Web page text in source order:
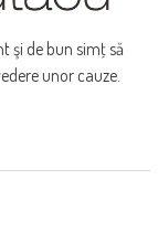
şi de bun simţ să
unor cauze.